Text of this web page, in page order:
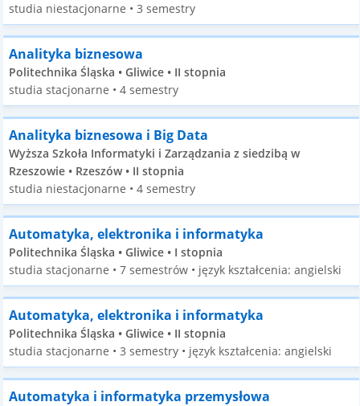
studia niestacjonarne • 3 semestry
Analityka biznesowa
Politechnika Śląska • Gliwice • II stopnia
studia stacjonarne • 4 semestry
Analityka biznesowa i Big Data
Wyższa Szkoła Informatyki i Zarządzania z siedzibą w
Rzeszowie • Rzeszów • II stopnia
studia niestacjonarne • 4 semestry
Automatyka, elektronika i informatyka
Politechnika Śląska • Gliwice • I stopnia
studia stacjonarne • 7 semestrów • język kształcenia: angielski
Automatyka, elektronika i informatyka
Politechnika Śląska • Gliwice • II stopnia
studia stacjonarne • 3 semestry • język kształcenia: angielski
Automatyka i informatyka przemysłowa